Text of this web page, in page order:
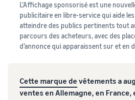
L’Affichage sponsorisé est une
publicitaire en libre-service qui aide
atteindre des publics pertinents tout
parcours des acheteurs, avec des
d’annonce qui apparaissent sur et en
Cette marque de vêtements a
ventes en Allemagne, en France,